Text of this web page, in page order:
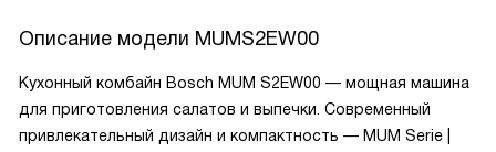
Описание модели MUMS2EW00
Кухонный комбайн Bosch MUM S2EW00 — мощная машина
для приготовления салатов и выпечки. Современный
привлекательный дизайн и компактность — MUM Serie |